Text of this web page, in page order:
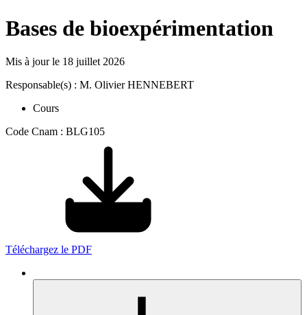
Bases de bioexpérimentation
Mis à jour le 18 juillet 2026
Responsable(s) : M. Olivier HENNEBERT
Cours
Code Cnam : BLG105
Téléchargez le PDF